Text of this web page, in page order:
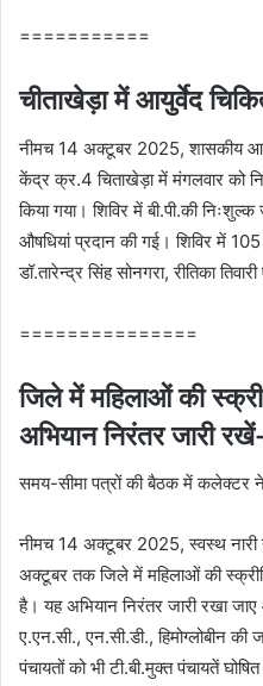
===========
चीताखेड़ा में आयुर्वेद
नीमच 14 अक्‍टूबर 2025, शासकीय
केंद्र क्र.4 चिताखेड़ा में मंगलवार को
किया गया। शिविर में बी.पी.की
औषधियां प्रदान की गई। शिविर में 105
डॉ.तारेन्द्र सिंह सोनगरा, रीतिका
===============
जिले में महिलाओं की
अभियान निरंतर जारी
समय-सीमा पत्रों की बैठक में कलेक्‍टर ने
नीमच 14 अक्‍टूबर 2025, स्‍वस्‍थ नारी
अक्‍टूबर तक जिले में महिलाओं की
है। यह अभियान निरंतर जारी रखा
ए.एन.सी., एन.सी.डी., हिमोग्‍लोबीन
पंचायतों को भी टी.बी.मुक्‍त पंचायतें